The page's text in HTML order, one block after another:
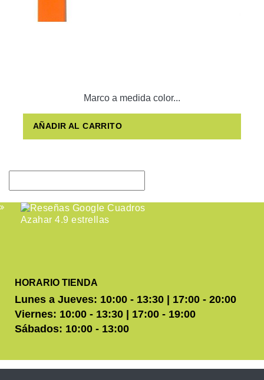
Marco a medida color...
AÑADIR AL CARRITO
HORARIO TIENDA
Lunes a Jueves: 10:00 - 13:30 | 17:00 - 20:00
Viernes: 10:00 - 13:30 | 17:00 - 19:00
Sábados: 10:00 - 13:00